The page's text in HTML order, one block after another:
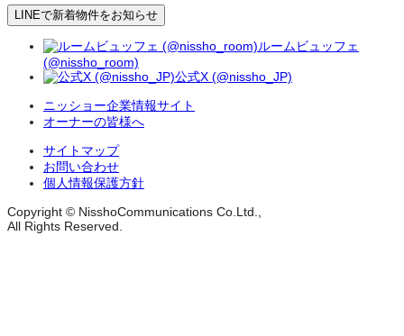
LINEで新着物件をお知らせ
ルームビュッフェ
(@nissho_room)
公式X (@nissho_JP)
ニッショー企業情報サイト
オーナーの皆様へ
サイトマップ
お問い合わせ
個人情報保護方針
Copyright © NisshoCommunications Co.Ltd.,
All Rights Reserved.